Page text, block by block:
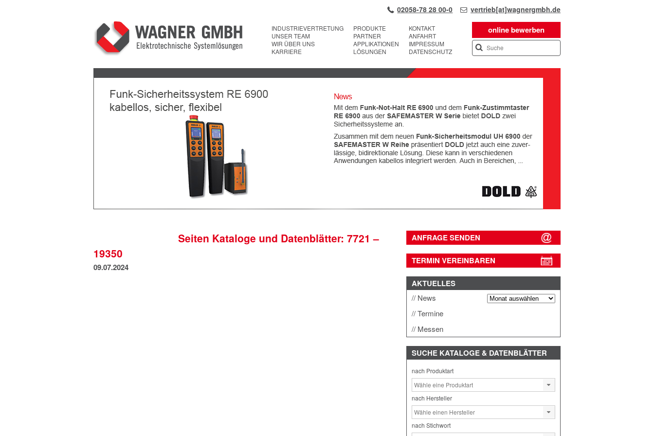
02058-78 28 00-0 vertrieb[at]wagnergmbh.de
online bewerben
INDUSTRIEVERTRETUNG
UNSER TEAM
WIR ÜBER UNS
KARRIERE
PRODUKTE
PARTNER
APPLIKATIONEN
LÖSUNGEN
KONTAKT
ANFAHRT
IMPRESSUM
DATENSCHUTZ
Next
Seiten Kataloge und Datenblätter: 7721 –
19350
09.07.2024
ANFRAGE SENDEN
TERMIN VEREINBAREN
AKTUELLES
News
Termine
Messen
SUCHE KATALOGE & DATENBLÄTTER
nach Produktart
nach Hersteller
nach Stichwort